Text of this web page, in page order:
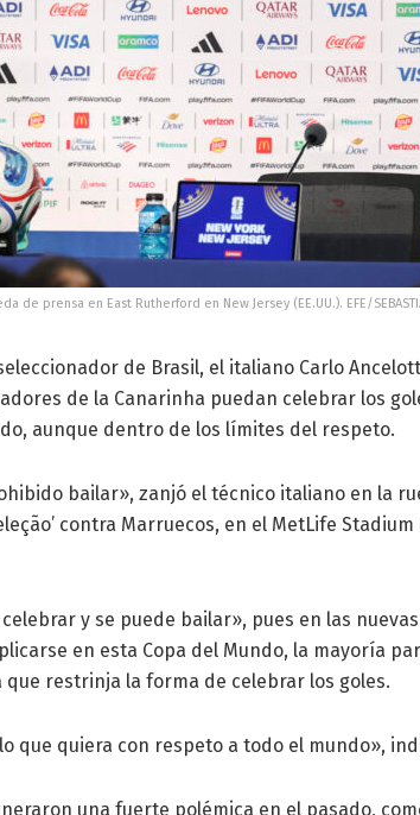
prensa en East Rutherford en New Jersey (EE.UU.). EFE/
seleccionador de Brasil, el italiano Carlo
de la Canarinha puedan celebrar los
aunque dentro de los límites del respeto.
bailar», zanjó el técnico italiano en la
contra Marruecos, en el MetLife Stadium
celebrar y se puede bailar», pues en las
en esta Copa del Mundo, la mayoría
restrinja la forma de celebrar los goles.
que quiera con respeto a todo el mundo»,
una fuerte polémica en el pasado,